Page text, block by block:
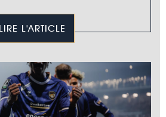
LIRE L'ARTICLE